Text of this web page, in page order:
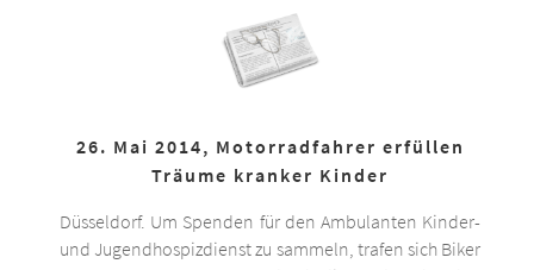
26. Mai 2014, Motorradfahrer erfüllen
Träume kranker Kinder
Düsseldorf. Um Spenden für den Ambulanten Kinder-
und Jugendhospizdienst zu sammeln, trafen sich Biker